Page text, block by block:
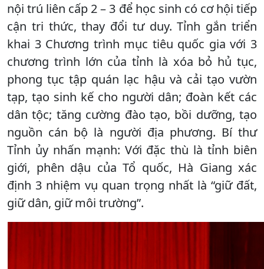
nội trú liên cấp 2 – 3 để học sinh có cơ hội tiếp
cận tri thức, thay đổi tư duy. Tỉnh gắn triển
khai 3 Chương trình mục tiêu quốc gia với 3
chương trình lớn của tỉnh là xóa bỏ hủ tục,
phong tục tập quán lạc hậu và cải tạo vườn
tạp, tạo sinh kế cho người dân; đoàn kết các
dân tộc; tăng cường đào tạo, bồi dưỡng, tạo
nguồn cán bộ là người địa phương. Bí thư
Tỉnh ủy nhấn mạnh: Với đặc thù là tỉnh biên
giới, phên dậu của Tổ quốc, Hà Giang xác
định 3 nhiệm vụ quan trọng nhất là “giữ đất,
giữ dân, giữ môi trường”.